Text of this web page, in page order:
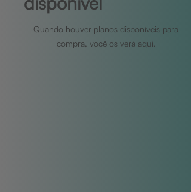
Quando houver planos disponíveis para
compra, você os verá aqui.